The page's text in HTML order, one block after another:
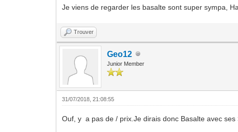
Je viens de regarder les basalte sont super sympa,
Trouver
Geo12
Junior Member
31/07/2018, 21:08:55
Ouf, y a pas de / prix.Je dirais donc Basalte avec ses